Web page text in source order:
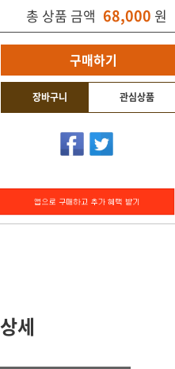
총 상품 금액 68,000 원
구매하기
장바구니 관심상품
세